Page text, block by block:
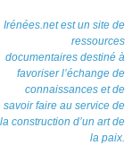
Irénées.net est un site de
ressources
documentaires destiné à
favoriser l’échange de
connaissances et de
savoir faire au service de
la construction d’un art de
la paix.